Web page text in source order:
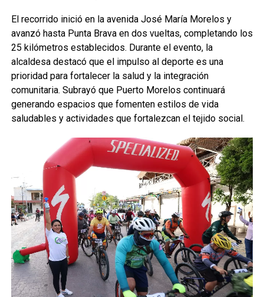
El recorrido inició en la avenida José María Morelos y
avanzó hasta Punta Brava en dos vueltas, completando los
25 kilómetros establecidos. Durante el evento, la
alcaldesa destacó que el impulso al deporte es una
prioridad para fortalecer la salud y la integración
comunitaria. Subrayó que Puerto Morelos continuará
generando espacios que fomenten estilos de vida
saludables y actividades que fortalezcan el tejido social.